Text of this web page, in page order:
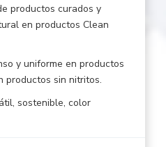
productos curados y
en productos Clean
y uniforme en productos
productos sin nitritos.
sostenible, color